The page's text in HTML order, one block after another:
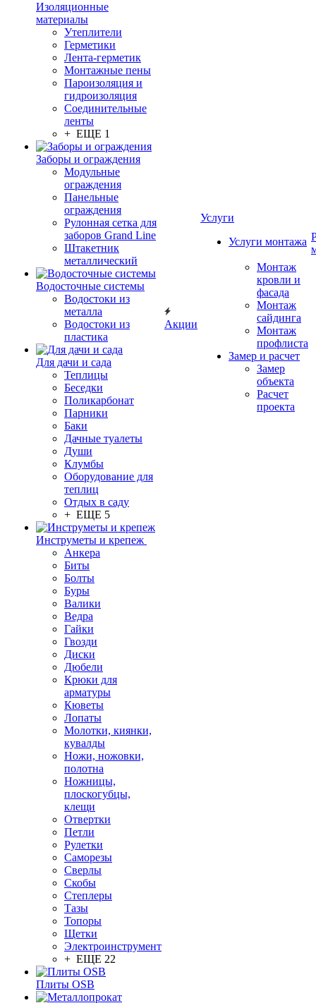
Изоляционные
материалы
Утеплители
Герметики
Лента-герметик
Монтажные пены
Пароизоляция и
гидроизоляция
Соединительные
ленты
+ ЕЩЕ 1
Заборы и ограждения
Модульные
ограждения
Панельные
ограждения
Рулонная сетка для
заборов Grand Line
Штакетник
металлический
Водосточные системы
Водостоки из
металла
Водостоки из
пластика
Для дачи и сада
Теплицы
Беседки
Поликарбонат
Парники
Баки
Дачные туалеты
Души
Клумбы
Оборудование для
теплиц
Отдых в саду
+ ЕЩЕ 5
Инструметы и крепеж
Анкера
Биты
Болты
Буры
Валики
Ведра
Гайки
Гвозди
Диски
Дюбели
Крюки для
арматуры
Кюветы
Лопаты
Молотки, киянки,
кувалды
Ножи, ножовки,
полотна
Ножницы,
плоскогубцы,
клещи
Отвертки
Петли
Рулетки
Саморезы
Сверлы
Скобы
Степлеры
Тазы
Топоры
Щетки
Электроинструмент
+ ЕЩЕ 22
Плиты OSB
Акции
Услуги
Услуги монтажа
Монтаж
кровли и
фасада
Монтаж
сайдинга
Монтаж
профлиста
Замер и расчет
Замер
объекта
Расчет
проекта